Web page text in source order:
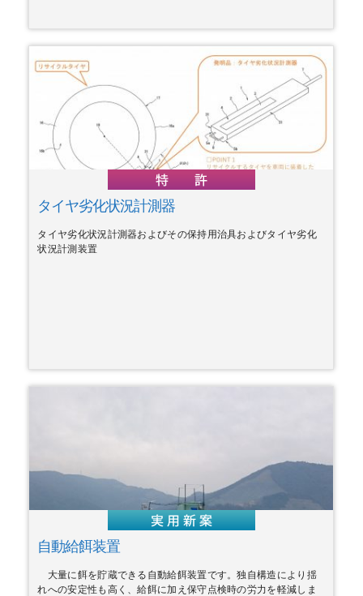
タイヤ劣化状況計測器
タイヤ劣化状況計測器およびその保持用治具およびタイヤ劣化
状況計測装置
自動給餌装置
大量に餌を貯蔵できる自動給餌装置です。独自構造により揺
れへの安定性も高く、給餌に加え保守点検時の労力を軽減しま